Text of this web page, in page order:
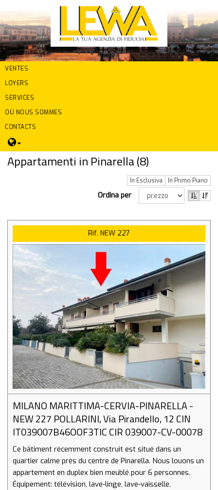
VENTES
LOYERS
SERVICES
OÙ NOUS SOMMES
CONTACTS
Appartamenti in Pinarella (8)
In Esclusiva In Primo Piano
Ordina per
Rif. NEW 227
MILANO MARITTIMA-CERVIA-PINARELLA -
NEW 227 POLLARINI, Via Pirandello, 12 CIN
IT039007B46OOF3TIC CIR 039007-CV-00078
Ce bâtiment récemment construit est situé dans un
quartier calme près du centre de Pinarella. Nous louons un
appartement en duplex bien meublé pour 6 personnes.
Équipement: télévision, lave-linge, lave-vaisselle,